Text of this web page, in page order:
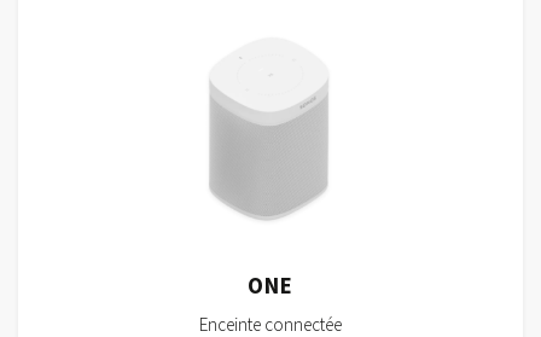
ONE
Enceinte connectée